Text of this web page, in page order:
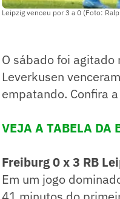
Leipzig venceu por 3 a 0 (Foto:
O sábado foi agitado
Leverkusen
empatando. Confira
VEJA A TABELA DA
Freiburg 0 x 3 RB
​Em um jogo